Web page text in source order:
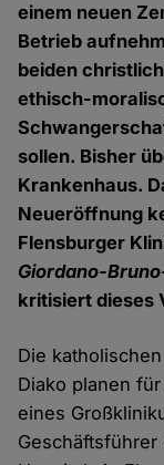
einem neuen
Betrieb
beiden
ethisch-
sollen. Bisher
Krankenhaus.
Neueröffnung
Flensburger
Giordano-
kritisiert dieses
Die
Diako planen
eines